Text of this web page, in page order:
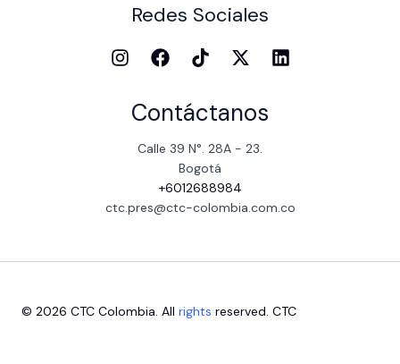
Redes Sociales
Contáctanos
Calle 39 N°. 28A - 23.
Bogotá
+6012688984
ctc.pres@ctc-colombia.com.co
© 2026 CTC Colombia. All rights reserved. CTC